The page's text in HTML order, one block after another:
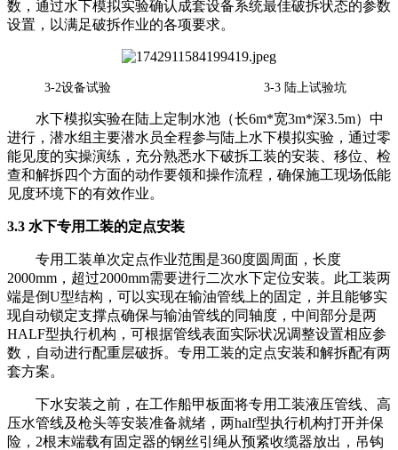
数，通过水下模拟实验确认成套设备系统最佳破拆状态的参数
设置，以满足破拆作业的各项要求。
3-2设备试验 3-3 陆上试验坑
水下模拟实验在陆上定制水池（长6m*宽3m*深3.5m）中
进行，潜水组主要潜水员全程参与陆上水下模拟实验，通过零
能见度的实操演练，充分熟悉水下破拆工装的安装、移位、检
查和解拆四个方面的动作要领和操作流程，确保施工现场低能
见度环境下的有效作业。
3.3 水下专用工装的定点安装
专用工装单次定点作业范围是360度圆周面，长度
2000mm，超过2000mm需要进行二次水下定位安装。此工装两
端是倒U型结构，可以实现在输油管线上的固定，并且能够实
现自动锁定支撑点确保与输油管线的同轴度，中间部分是两
HALF型执行机构，可根据管线表面实际状况调整设置相应参
数，自动进行配重层破拆。专用工装的定点安装和解拆配有两
套方案。
下水安装之前，在工作船甲板面将专用工装液压管线、高
压水管线及枪头等安装准备就绪，两half型执行机构打开并保
险，2根末端载有固定器的钢丝引绳从预紧收缆器放出，吊钩